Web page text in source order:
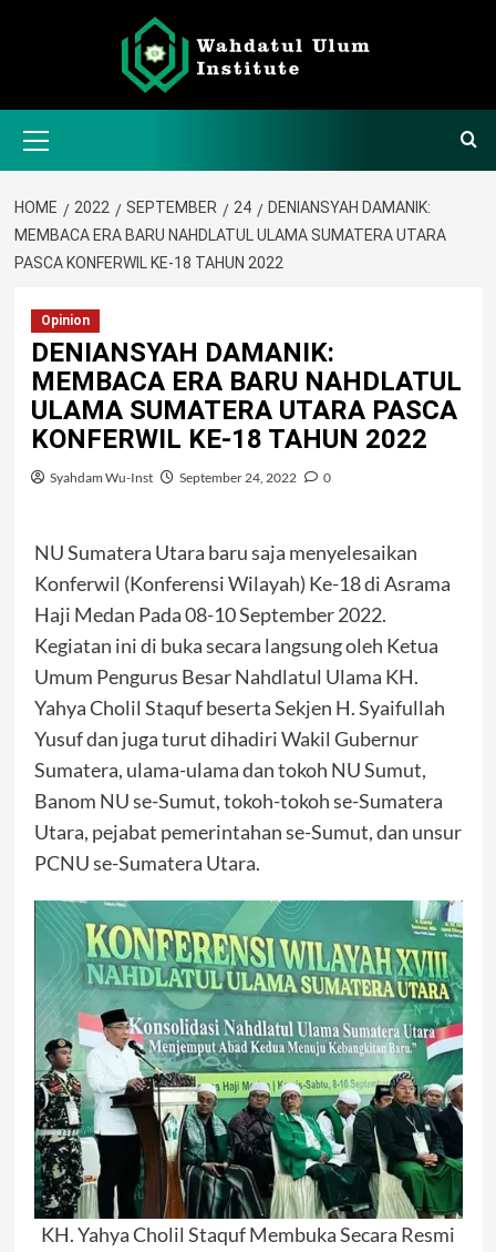
Menu
HOME 2022 SEPTEMBER 24
DENIANSYAH DAMANIK:
MEMBACA ERA BARU NAHDLATUL ULAMA SUMATERA UTARA
PASCA KONFERWIL KE-18 TAHUN 2022
Opinion
DENIANSYAH DAMANIK:
MEMBACA ERA BARU NAHDLATUL
ULAMA SUMATERA UTARA PASCA
KONFERWIL KE-18 TAHUN 2022
Syahdam Wu-Inst September 24, 2022 0
NU Sumatera Utara baru saja menyelesaikan
Konferwil (Konferensi Wilayah) Ke-18 di Asrama
Haji Medan Pada 08-10 September 2022.
Kegiatan ini di buka secara langsung oleh Ketua
Umum Pengurus Besar Nahdlatul Ulama KH.
Yahya Cholil Staquf beserta Sekjen H. Syaifullah
Yusuf dan juga turut dihadiri Wakil Gubernur
Sumatera, ulama-ulama dan tokoh NU Sumut,
Banom NU se-Sumut, tokoh-tokoh se-Sumatera
Utara, pejabat pemerintahan se-Sumut, dan unsur
PCNU se-Sumatera Utara.
KH. Yahya Cholil Staquf Membuka Secara Resmi